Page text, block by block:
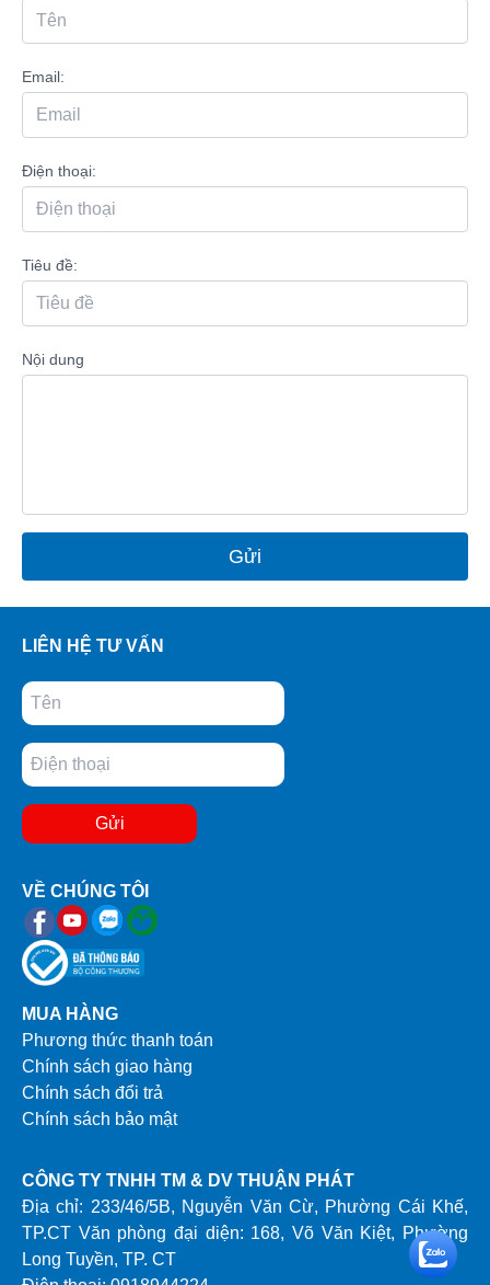
Email:
Điện thoại:
Tiêu đề:
Nội dung
Gửi
LIÊN HỆ TƯ VẤN
Gửi
VỀ CHÚNG TÔI
MUA HÀNG
Phương thức thanh toán
Chính sách giao hàng
Chính sách đổi trả
Chính sách bảo mật
CÔNG TY TNHH TM & DV THUẬN PHÁT
Địa chỉ: 233/46/5B, Nguyễn Văn Cừ, Phường Cái Khế,
TP.CT Văn phòng đại diện: 168, Võ Văn Kiệt, Phường
Long Tuyền, TP. CT